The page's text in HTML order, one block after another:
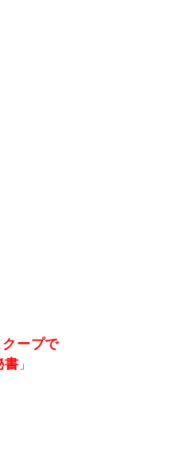
ープで
書 」